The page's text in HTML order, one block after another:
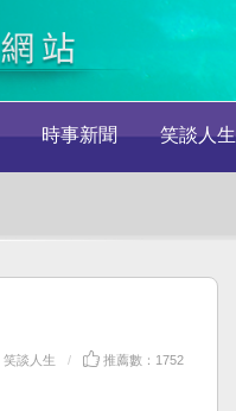
時事新聞 笑談人生
笑談人生 推薦數：1752